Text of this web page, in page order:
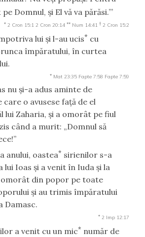
Domnul, şi El vă va părăsi.’”
* 2 Cron 15:1 2 Cron 20:14 ** Num 14:41 † 2 Cron 15:2
lui şi l-au ucis* cu
împăratului, în curtea
* Mat 23:35 Fapte 7:58 Fapte 7:59
nu şi-a adus aminte de
care o avusese faţă de el
lui Zaharia, şi a omorât pe fiul
când a murit: „Domnul să
anului, oastea* sirienilor s-a
Ioas şi a venit în Iuda şi la
omorât din popor pe toate
şi au trimis împăratului
Damasc.
* 2 Imp 12:17
a venit cu un mic* număr de